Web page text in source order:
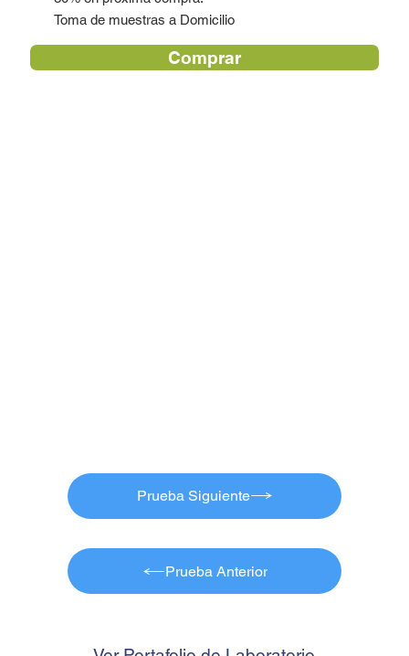
Toma de muestras a Domicilio
Comprar
Prueba Anterior
Prueba Siguiente